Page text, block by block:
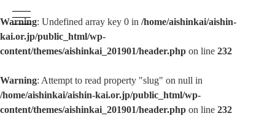
Warning: Undefined array key 0 in /home/aishinkai/aishin-
kai.or.jp/public_html/wp-
content/themes/aishinkai_201901/header.php on line 232
Warning: Attempt to read property "slug" on null in
/home/aishinkai/aishin-kai.or.jp/public_html/wp-
content/themes/aishinkai_201901/header.php on line 232